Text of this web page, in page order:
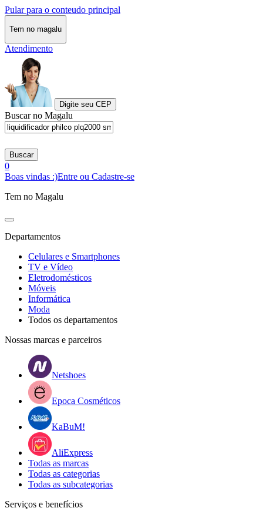
Pular para o conteudo principal
Tem no magalu
Atendimento
Digite seu CEP
Buscar no Magalu
Buscar
0
Boas vindas :)Entre ou Cadastre-se
Tem no Magalu
Departamentos
Celulares e Smartphones
TV e Vídeo
Eletrodomésticos
Móveis
Informática
Moda
Todos os departamentos
Nossas marcas e parceiros
Netshoes
Epoca Cosméticos
KaBuM!
AliExpress
Todas as marcas
Todas as categorias
Todas as subcategorias
Serviços e benefícios